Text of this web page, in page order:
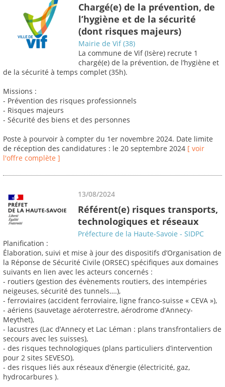
Chargé(e) de la prévention, de
l’hygiène et de la sécurité
(dont risques majeurs)
Mairie de Vif (38)
La commune de Vif (Isère) recrute 1
chargé(e) de la prévention, de l’hygiène et
de la sécurité à temps complet (35h).
Missions :
- Prévention des risques professionnels
- Risques majeurs
- Sécurité des biens et des personnes
Poste à pourvoir à compter du 1er novembre 2024. Date limite
de réception des candidatures : le 20 septembre 2024 [ voir
l'offre complète ]
13/08/2024
Référent(e) risques transports,
technologiques et réseaux
Préfecture de la Haute-Savoie - SIDPC
Planification :
Élaboration, suivi et mise à jour des dispositifs d’Organisation de
la Réponse de Sécurité Civile (ORSEC) spécifiques aux domaines
suivants en lien avec les acteurs concernés :
- routiers (gestion des évènements routiers, des intempéries
neigeuses, sécurité des tunnels….),
- ferroviaires (accident ferroviaire, ligne franco-suisse « CEVA »),
- aériens (sauvetage aéroterrestre, aérodrome d’Annecy-
Meythet),
- lacustres (Lac d’Annecy et Lac Léman : plans transfrontaliers de
secours avec les suisses),
- des risques technologiques (plans particuliers d’intervention
pour 2 sites SEVESO),
- des risques liés aux réseaux d’énergie (électricité, gaz,
hydrocarbures ).